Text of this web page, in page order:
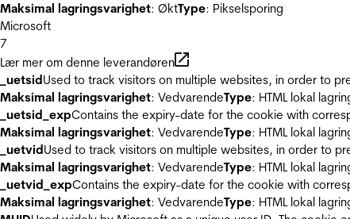
Maksimal lagringsvarighet: ØktType: Pikselsporing
Microsoft
7
Lær mer om denne leverandøren
_uetsidUsed to track visitors on multiple websites, in order to
Maksimal lagringsvarighet: VedvarendeType: HTML lokal
_uetsid_expContains the expiry-date for the cookie with
Maksimal lagringsvarighet: VedvarendeType: HTML lokal
_uetvidUsed to track visitors on multiple websites, in order to
Maksimal lagringsvarighet: VedvarendeType: HTML lokal
_uetvid_expContains the expiry-date for the cookie with
Maksimal lagringsvarighet: VedvarendeType: HTML lokal